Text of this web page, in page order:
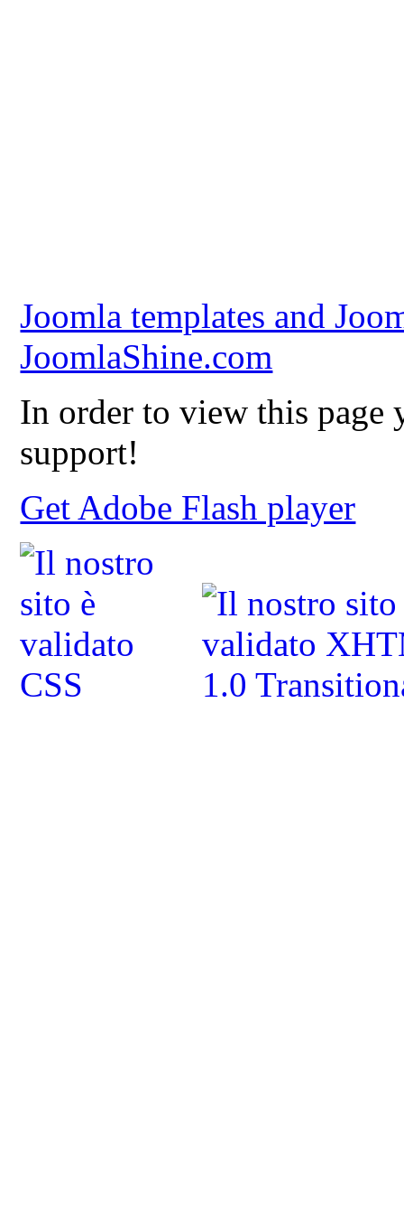
Joomla templates and
JoomlaShine.com
In order to view this page
support!
Get Adobe Flash player